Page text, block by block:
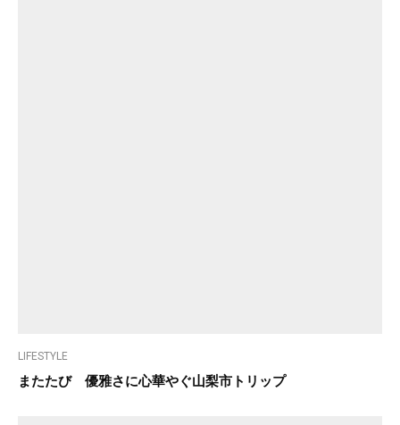
LIFESTYLE
またたび 優雅さに心華やぐ山梨市トリップ